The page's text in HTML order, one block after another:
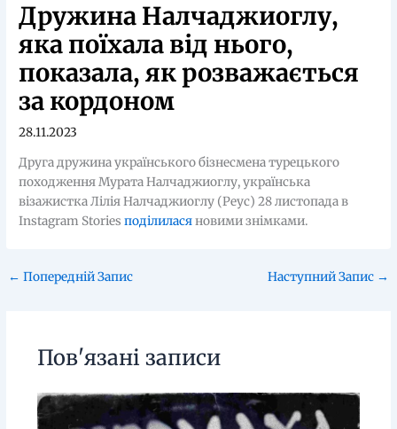
Дружина Налчаджиоглу,
яка поїхала від нього,
показала, як розважається
за кордоном
28.11.2023
Друга дружина українського бізнесмена турецького
походження Мурата Налчаджиоглу, українська
візажистка Лілія Налчаджиоглу (Реус) 28 листопада в
Instagram Storiesподілиласяновими знімками.
← Попередній Запис Наступний Запис →
Пов'язані записи